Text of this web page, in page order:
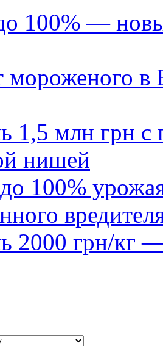
100% —
мороженого в
1,5 млн грн с
нишей
100%
2000 грн/кг —